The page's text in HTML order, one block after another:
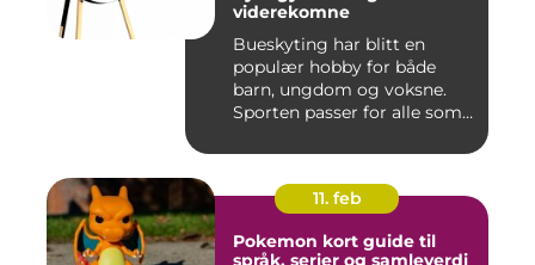
viderekomne
Bueskyting har blitt en
populær hobby for både
barn, ungdom og voksne.
Sporten passer for alle som
11. feb
Pokemon kort guide til
språk, serier og samleverdi